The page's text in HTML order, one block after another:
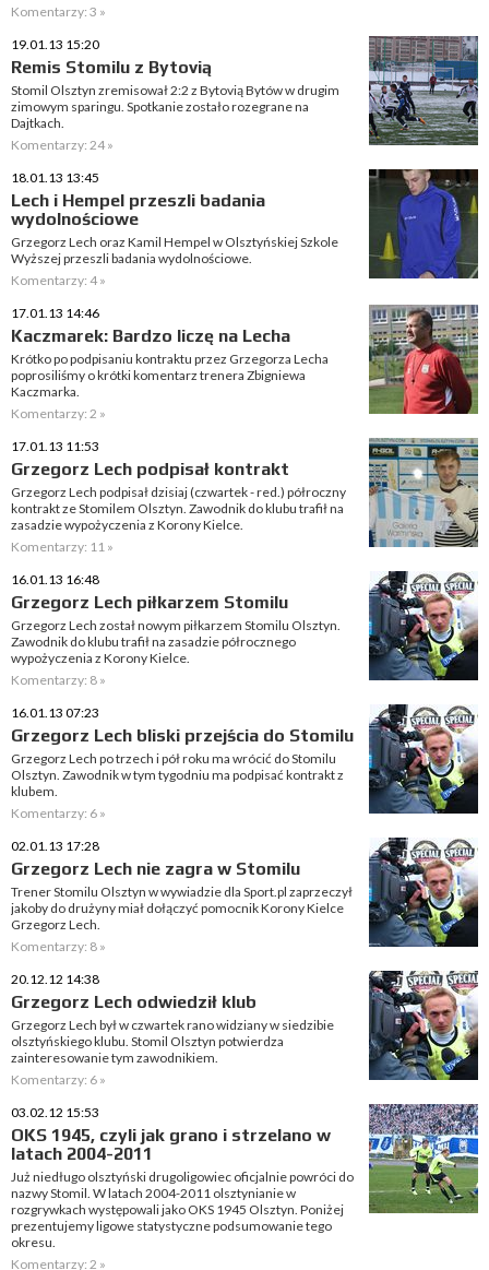
Komentarzy: 3 »
19.01.13 15:20
Remis Stomilu z Bytovią
Stomil Olsztyn zremisował 2:2 z Bytovią Bytów w drugim
zimowym sparingu. Spotkanie zostało rozegrane na
Dajtkach.
Komentarzy: 24 »
18.01.13 13:45
Lech i Hempel przeszli badania
wydolnościowe
Grzegorz Lech oraz Kamil Hempel w Olsztyńskiej Szkole
Wyższej przeszli badania wydolnościowe.
Komentarzy: 4 »
17.01.13 14:46
Kaczmarek: Bardzo liczę na Lecha
Krótko po podpisaniu kontraktu przez Grzegorza Lecha
poprosiliśmy o krótki komentarz trenera Zbigniewa
Kaczmarka.
Komentarzy: 2 »
17.01.13 11:53
Grzegorz Lech podpisał kontrakt
Grzegorz Lech podpisał dzisiaj (czwartek - red.) półroczny
kontrakt ze Stomilem Olsztyn. Zawodnik do klubu trafił na
zasadzie wypożyczenia z Korony Kielce.
Komentarzy: 11 »
16.01.13 16:48
Grzegorz Lech piłkarzem Stomilu
Grzegorz Lech został nowym piłkarzem Stomilu Olsztyn.
Zawodnik do klubu trafił na zasadzie półrocznego
wypożyczenia z Korony Kielce.
Komentarzy: 8 »
16.01.13 07:23
Grzegorz Lech bliski przejścia do Stomilu
Grzegorz Lech po trzech i pół roku ma wrócić do Stomilu
Olsztyn. Zawodnik w tym tygodniu ma podpisać kontrakt z
klubem.
Komentarzy: 6 »
02.01.13 17:28
Grzegorz Lech nie zagra w Stomilu
Trener Stomilu Olsztyn w wywiadzie dla Sport.pl zaprzeczył
jakoby do drużyny miał dołączyć pomocnik Korony Kielce
Grzegorz Lech.
Komentarzy: 8 »
20.12.12 14:38
Grzegorz Lech odwiedził klub
Grzegorz Lech był w czwartek rano widziany w siedzibie
olsztyńskiego klubu. Stomil Olsztyn potwierdza
zainteresowanie tym zawodnikiem.
Komentarzy: 6 »
03.02.12 15:53
OKS 1945, czyli jak grano i strzelano w
latach 2004-2011
Już niedługo olsztyński drugoligowiec oficjalnie powróci do
nazwy Stomil. W latach 2004-2011 olsztynianie w
rozgrywkach występowali jako OKS 1945 Olsztyn. Poniżej
prezentujemy ligowe statystyczne podsumowanie tego
okresu.
Komentarzy: 2 »